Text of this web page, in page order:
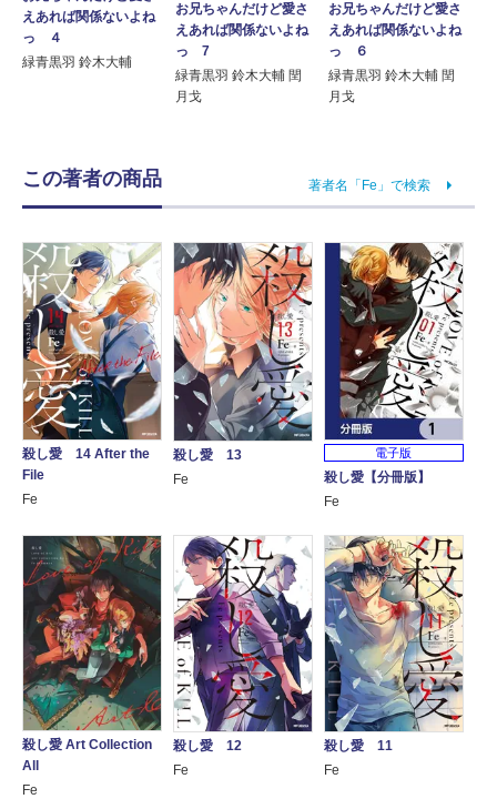
えあれば関係ないよね
っ ４
緑青黒羽 鈴木大輔
お兄ちゃんだけど愛さ
えあれば関係ないよね
っ 7
緑青黒羽 鈴木大輔 閏
月戈
お兄ちゃんだけど愛さ
えあれば関係ないよね
っ ６
緑青黒羽 鈴木大輔 閏
月戈
この著者の商品 著者名「Fe」で検索
殺し愛 14 After the
File
Fe
殺し愛 13
Fe
電子版
殺し愛【分冊版】
Fe
殺し愛 Art Collection
All
Fe
殺し愛 12
Fe
殺し愛 11
Fe